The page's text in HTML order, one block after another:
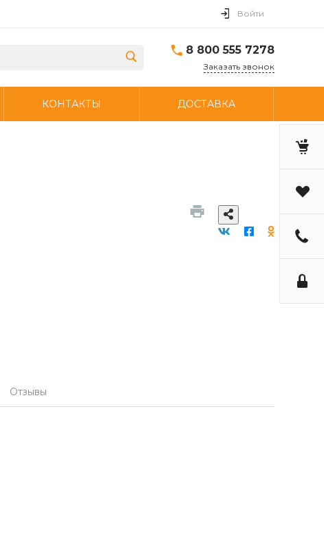
Войти
8 800 555 7278
Заказать звонок
КОНТАКТЫ ДОСТАВКА
Отзывы